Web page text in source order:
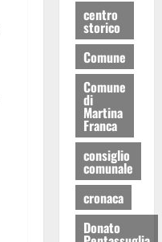
centro
storico
Comune
Comune
di
Martina
Franca
consiglio
comunale
cronaca
Donato